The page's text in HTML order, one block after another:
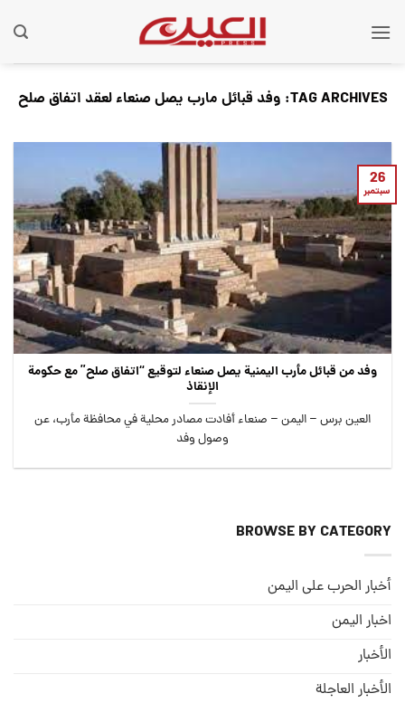
TAG ARCHIVES: وفد قبائل مارب يصل صنعاء لعقد اتفاق صلح
وفد من قبائل مأرب اليمنية يصل صنعاء لتوقيع “اتفاق صلح” مع حكومة
الإنقاذ
العين برس – اليمن – صنعاء أفادت مصادر محلية في محافظة مأرب، عن
وصول وفد
26
سبتمبر
BROWSE BY CATEGORY
أخبار الحرب على اليمن
اخبار اليمن
الأخبار
الأخبار العاجلة